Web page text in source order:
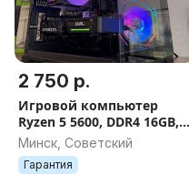
2 750 р.
Игровой компьютер
Ryzen 5 5600, DDR4 16GB,
RTX 5060 8GB, SSD 512GB,
650W, ГАРАНТИЯ 12 МЕС.
Минск, Советский
Гарантия